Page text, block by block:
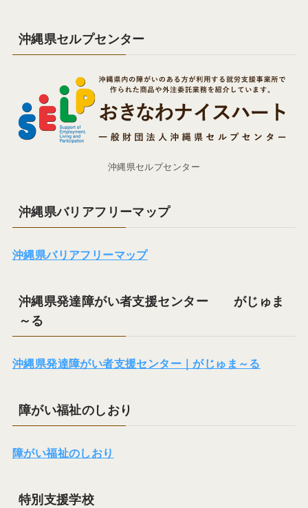
沖縄県セルプセンター
沖縄県セルプセンター
沖縄県バリアフリーマップ
沖縄県バリアフリーマップ
沖縄県発達障がい者支援センター がじゅま
～る
沖縄県発達障がい者支援センター｜がじゅま～る
障がい福祉のしおり
障がい福祉のしおり
特別支援学校